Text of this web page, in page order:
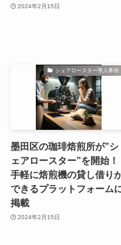
2024年2月15日
シェアロースター導入事例
墨田区の珈琲焙煎所が”シ
ェアロースター”を開始！
手軽に焙煎機の貸し借り
できるプラットフォーム
掲載
2024年2月15日